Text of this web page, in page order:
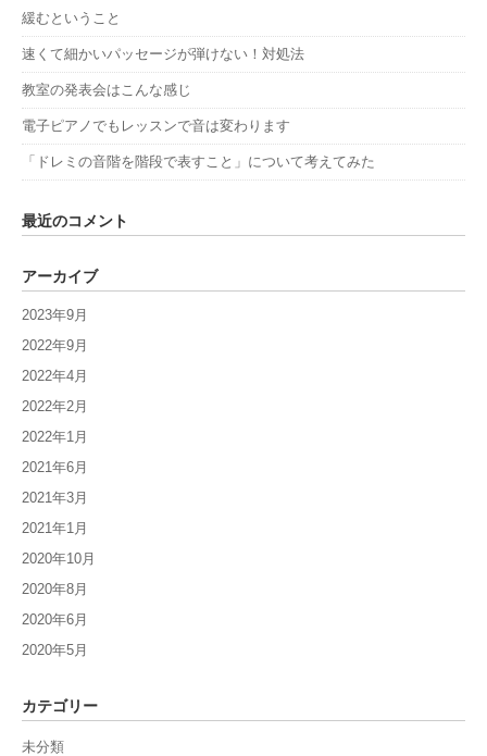
緩むということ
速くて細かいパッセージが弾けない！対処法
教室の発表会はこんな感じ
電子ピアノでもレッスンで音は変わります
「ドレミの音階を階段で表すこと」について考えてみた
最近のコメント
アーカイブ
2023年9月
2022年9月
2022年4月
2022年2月
2022年1月
2021年6月
2021年3月
2021年1月
2020年10月
2020年8月
2020年6月
2020年5月
カテゴリー
未分類